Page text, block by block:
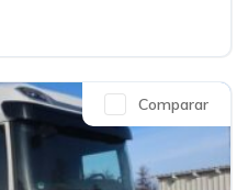
Comparar